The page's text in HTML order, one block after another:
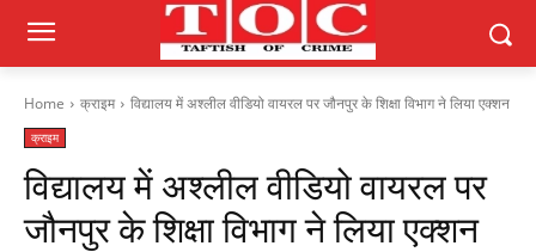
Home क्राइम विद्यालय में अश्लील वीडियो वायरल पर जौनपुर के शिक्षा विभाग ने लिया एक्शन
क्राइम
विद्यालय में अश्लील वीडियो वायरल पर
जौनपुर के शिक्षा विभाग ने लिया एक्शन